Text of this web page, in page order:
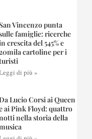
Vincenzo punta
famiglie: ricerche
crescita del 545% e
cartoline per i
di più »
Lucio Corsi ai Queen
ai Pink Floyd: quattro
nella storia della